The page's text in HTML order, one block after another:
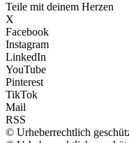
Teile mit deinem Herzen
X
Facebook
Instagram
LinkedIn
YouTube
Pinterest
TikTok
Mail
RSS
© Urheberrechtlich